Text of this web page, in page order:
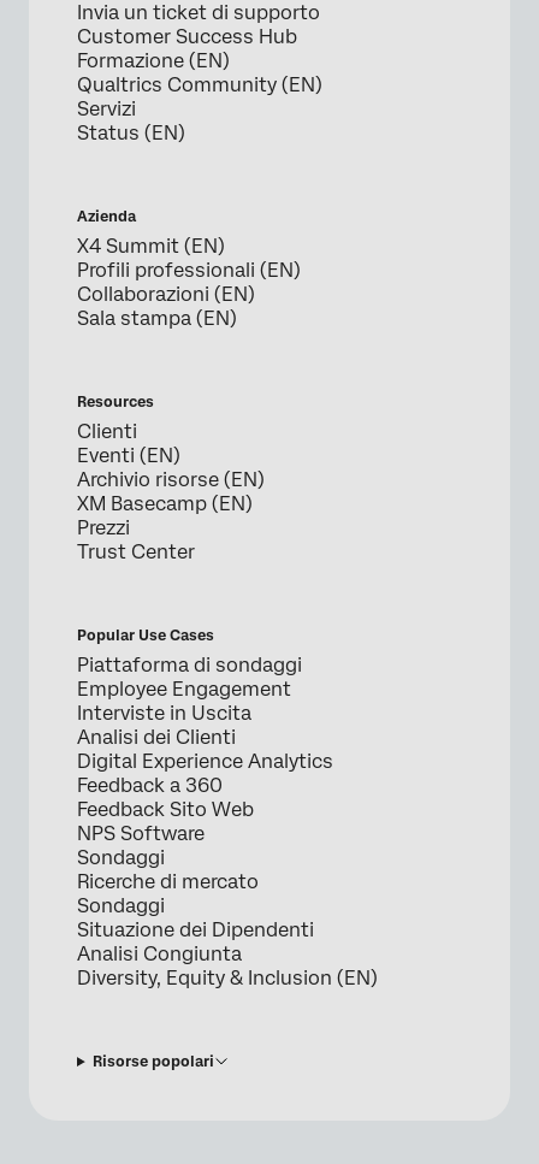
Invia un ticket di supporto
Customer Success Hub
Formazione (EN)
Qualtrics Community (EN)
Servizi
Status (EN)
Azienda
X4 Summit (EN)
Profili professionali (EN)
Collaborazioni (EN)
Sala stampa (EN)
Resources
Clienti
Eventi (EN)
Archivio risorse (EN)
XM Basecamp (EN)
Prezzi
Trust Center
Popular Use Cases
Piattaforma di sondaggi
Employee Engagement
Interviste in Uscita
Analisi dei Clienti
Digital Experience Analytics
Feedback a 360
Feedback Sito Web
NPS Software
Sondaggi
Ricerche di mercato
Sondaggi
Situazione dei Dipendenti
Analisi Congiunta
Diversity, Equity & Inclusion (EN)
Risorse popolari